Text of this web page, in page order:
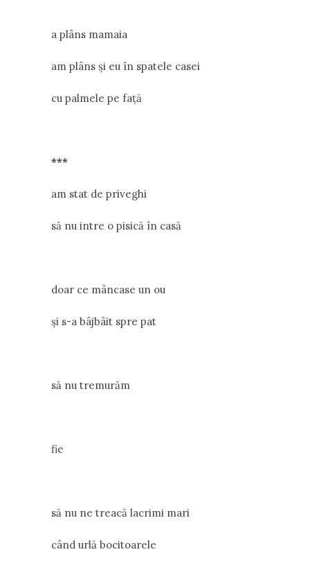
a plâns mamaia
am plâns și eu în spatele casei
cu palmele pe față
***
am stat de priveghi
să nu intre o pisică în casă
doar ce mâncase un ou
și s-a bâjbâit spre pat
să nu tremurăm
fie
să nu ne treacă lacrimi mari
când urlă bocitoarele